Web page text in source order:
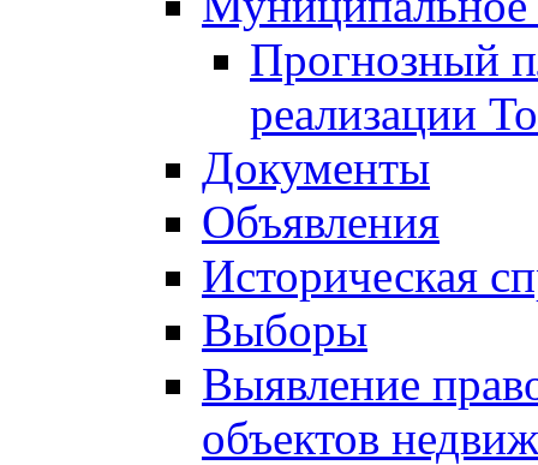
Прогнозный
реализации
Документы
Объявления
Историческая
Выборы
Выявление
объектов